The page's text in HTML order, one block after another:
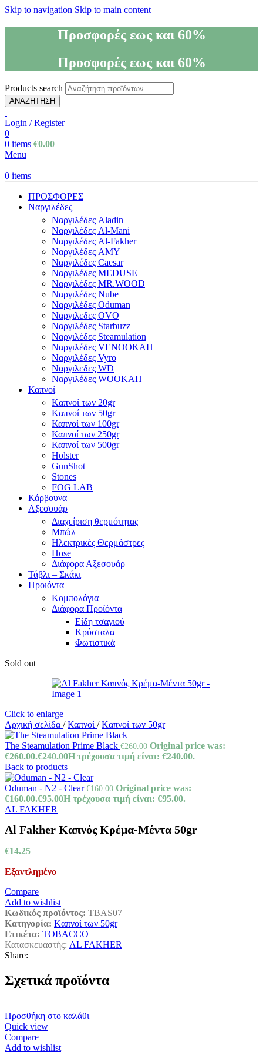
Skip to navigation Skip to main content
Προσφορές εως και 60%
Προσφορές εως και 60%
Products search
ΑΝΑΖΗΤΗΣΗ
Login / Register
0
0 items €0.00
Menu
0 items
ΠΡΟΣΦΟΡΕΣ
Ναργιλέδες
Ναργιλέδες Aladin
Ναργιλέδες Al-Mani
Ναργιλέδες Al-Fakher
Ναργιλέδες AΜΥ
Ναργιλέδες Caesar
Ναργιλέδες MEDUSE
Ναργιλέδες MR.WOOD
Ναργιλέδες Nube
Ναργιλέδες Oduman
Ναργιλεδες OVO
Ναργιλέδες Starbuzz
Ναργιλέδες Steamulation
Ναργιλέδες VENOOKAH
Ναργιλέδες Vyro
Ναργιλεδες WD
Ναργιλέδες WOOKAH
Καπνοί
Kαπνοί των 20gr
Kαπνοί των 50gr
Καπνοί των 100gr
Καπνοί των 250gr
Καπνοί των 500gr
Holster
GunShot
Stones
FOG LAB
Κάρβουνα
Αξεσουάρ
Διαχείριση θερμότητας
Μπώλ
Ηλεκτρικές Θερμάστρες
Hose
Διάφορα Αξεσουάρ
Τάβλι – Σκάκι
Προιόντα
Κομπολόγια
Διάφορα Προϊόντα
Είδη τσαγιού
Κρύσταλα
Φωτιστικά
Sold out
Click to enlarge
Αρχική σελίδα / Καπνοί / Kαπνοί των 50gr
The Steamulation Prime Black €260.00 Original price was:
€260.00.€240.00Η τρέχουσα τιμή είναι: €240.00.
Back to products
Oduman - N2 - Clear€160.00 Original price was:
€160.00.€95.00Η τρέχουσα τιμή είναι: €95.00.
AL FAKHER
Al Fakher Καπνός Κρέμα-Μέντα 50gr
€14.25
Εξαντλημένο
Compare
Add to wishlist
Κωδικός προϊόντος: TBAS07
Κατηγορία: Kαπνοί των 50gr
Ετικέτα: TOBACCO
Κατασκευαστής: AL FAKHER
Share:
Σχετικά προϊόντα
Προσθήκη στο καλάθι
Quick view
Compare
Add to wishlist